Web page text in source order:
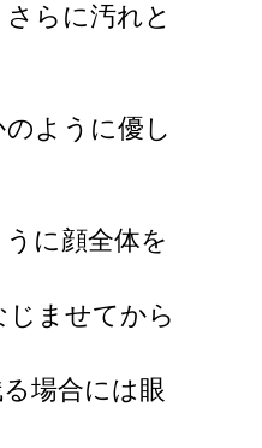
らに汚れと
ように優し
に顔全体を
ませてから
場合には眼